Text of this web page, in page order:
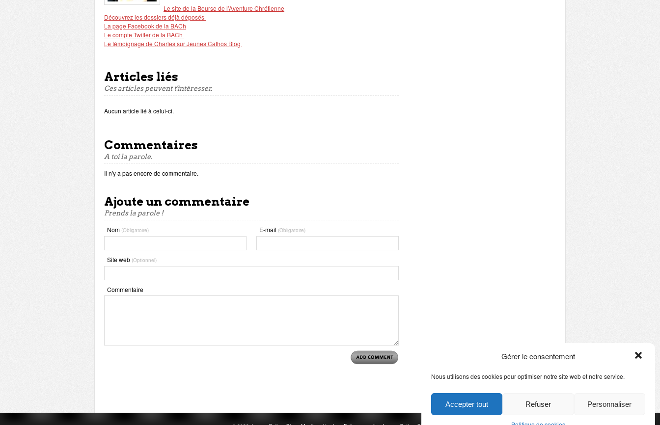
Gérer le consentement
Nous utilisons des cookies pour optimiser notre site web et notre service.
Accepter tout Refuser Personnaliser
Le site de la Bourse de l’Aventure Chrétienne
Découvrez les dossiers déjà déposés
La page Facebook de la BACh
Le compte Twitter de la BACh
Le témoignage de Charles sur Jeunes Cathos Blog
Articles liés
Ces articles peuvent t'intéresser.
Aucun article lié à celui-ci.
Commentaires
A toi la parole.
Il n'y a pas encore de commentaire.
Ajoute un commentaire
Prends la parole !
Nom (Obligatoire) E-mail (Obligatoire)
Site web (Optionnel)
Commentaire